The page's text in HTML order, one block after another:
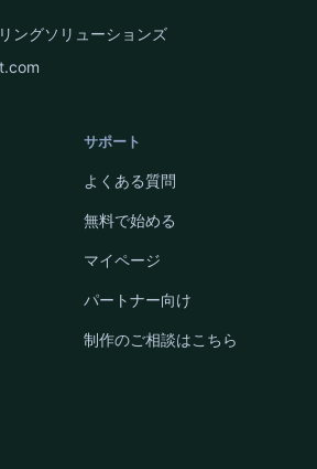
ングソリューションズ
サポート
よくある質問
無料で始める
マイページ
パートナー向け
制作のご相談はこちら